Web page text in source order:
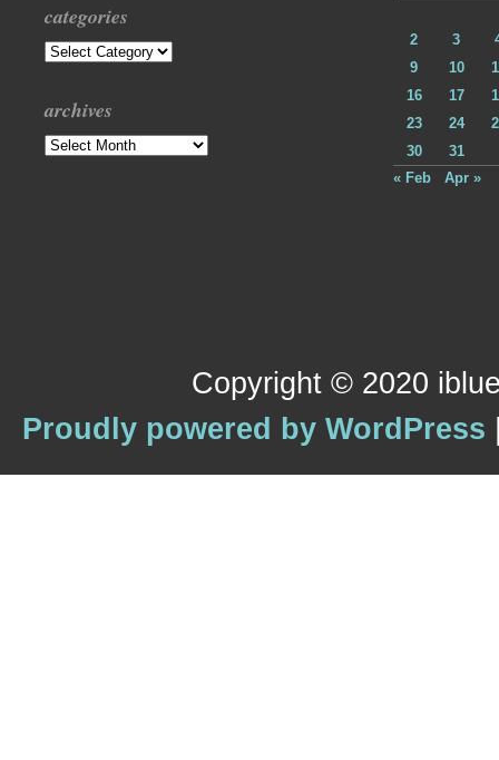
categories
Categories
archives
Archives
2 3
9
10
16
17
23
24
30
31
« Feb
Apr »
Copyright © 2020
Proudly powered by WordPress